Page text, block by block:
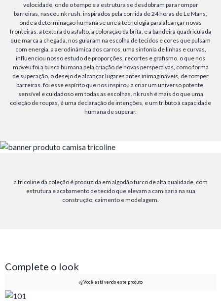
velocidade, onde o tempo e a estrutura se desdobram para romper
barreiras, nasceu nk rush. inspirados pela corrida de 24 horas de Le Mans,
onde a determinação humana se une à tecnologia para alcançar novas
fronteiras. a textura do asfalto, a coloração da brita, e a bandeira quadriculada
que marca a chegada, nos guiaram na escolha de tecidos e cores que pulsam
com energia. a aerodinâmica dos carros, uma sinfonia de linhas e curvas,
influenciou nosso estudo de proporções, recortes e grafismo. o que nos
moveu foi a busca humana pela criação de novas perspectivas, como forma
de superação. o desejo de alcançar lugares antes inimagináveis, de romper
barreiras. foi esse espírito que nos inspirou a criar um universo potente,
sensível e cuidadoso em todas as escolhas. nk rush é mais do que uma
coleção de roupas, é uma declaração de intenções, e um tributo à capacidade
humana de superar.
a tricoline da coleção é produzida em algodão turco de alta qualidade, com
estrutura e acabamento de tecido que elevam a camisaria na sua
construção, caimento e modelagem.
Complete o look
Você está vendo este produto